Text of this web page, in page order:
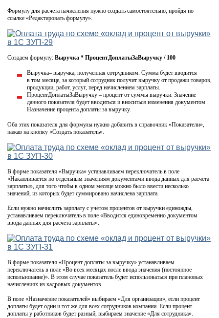
Формулу для расчета начисления нужно создать самостоятельно, пройдя по
ссылке «Редактировать формулу».
Создаем формулу: Выручка * ПроцентДоплатыЗаВыручку / 100
Выручка– выручка, полученная сотрудником. Сумма будет вводится
в том месяце, за который сотрудник получит выручку от продажи товаров,
продукции, работ, услуг, перед начислением зарплаты.
ПроцентДоплатыЗаВыручку – процент от суммы выручки. Значение
данного показателя будет вводиться и вноситься изменения документом
Назначение процента доплаты за выручку.
Оба этих показателя для формулы нужно добавить в справочник «Показатели»,
нажав на кнопку «Создать показатель».
В форме показателя «Выручка» устанавливаем переключатель в поле
«Накапливается по отдельным значениям документами ввода данных для расчета
зарплаты», для того чтобы в одном месяце можно было ввести несколько
значений, из которых будет суммировано начислена зарплата.
Если нужно начислить зарплату с учетом процентов от выручки единожды,
устанавливаем переключатель в поле «Вводится единовременно документом
ввода данных для расчета зарплаты».
В форме показателя «Процент доплаты за выручку» устанавливаем
переключатель в поле «Во всех месяцах после ввода значения (постоянное
использование)». В этом случае показатель будет использоваться при плановых
начислениях из кадровых документов.
В поле «Назначение показателей» выбираем «Для организации», если процент
доплаты будет один и тот же для всех сотрудников компании. Если процент
доплаты у работников будет разный, выбираем значение «Для сотрудника».